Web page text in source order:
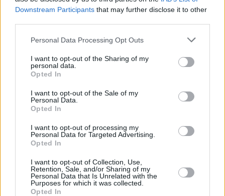
Downstream Participants that may further disclose it to other
Please note that this website/app uses one or more Google
not limited to your visit or usage behaviour. You may click to
grant or deny consent to Google and its third-party tags to
use your data for below specified purposes in below Google
consent section.
Personal Data Processing Opt Outs
I want to opt-out of the Sharing of my
personal data.
Opted In
I want to opt-out of the Sale of my
Personal Data.
Opted In
I want to opt-out of processing my
Personal Data for Targeted Advertising.
Opted In
I want to opt-out of Collection, Use,
Retention, Sale, and/or Sharing of my
Personal Data that Is Unrelated with the
Purposes for which it was collected.
Opted In
ΔΙΑΒΑΣΤΕ ΑΚΟΜΑ